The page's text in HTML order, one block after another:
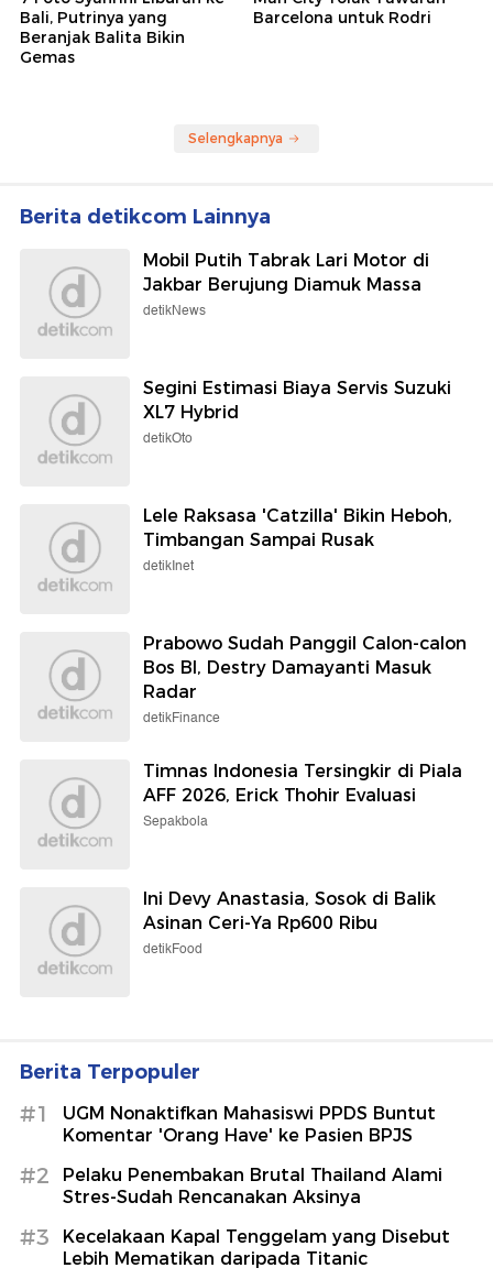
Bali, Putrinya yang
Beranjak Balita Bikin
Gemas
Barcelona untuk Rodri
Selengkapnya
Berita detikcom Lainnya
Mobil Putih Tabrak Lari Motor di
Jakbar Berujung Diamuk Massa
detikNews
Segini Estimasi Biaya Servis Suzuki
XL7 Hybrid
detikOto
Lele Raksasa 'Catzilla' Bikin Heboh,
Timbangan Sampai Rusak
detikInet
Prabowo Sudah Panggil Calon-calon
Bos BI, Destry Damayanti Masuk
Radar
detikFinance
Timnas Indonesia Tersingkir di Piala
AFF 2026, Erick Thohir Evaluasi
Sepakbola
Ini Devy Anastasia, Sosok di Balik
Asinan Ceri-Ya Rp600 Ribu
detikFood
Berita Terpopuler
#1
UGM Nonaktifkan Mahasiswi PPDS Buntut
Komentar 'Orang Have' ke Pasien BPJS
#2
Pelaku Penembakan Brutal Thailand Alami
Stres-Sudah Rencanakan Aksinya
#3
Kecelakaan Kapal Tenggelam yang Disebut
Lebih Mematikan daripada Titanic